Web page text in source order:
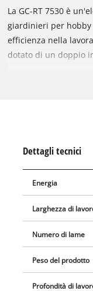
La GC-RT 7530 è
giardinieri per hobby
efficienza nella
dotato di un doppio
7530 ha le ruote
Dettagli tecnici
Energia
Larghezza di
Numero di lame
Peso del prodotto
Profondità di